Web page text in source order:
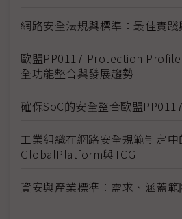
網路安全法規與標準：最佳實
歐盟PP0117 Protection Profile
全功能整合與發展趨勢
確保SoC的安全整合歐盟
工業組織在網路安全規範制定
GlobalPlatform與TCG
資安與產業標準：需求、涵蓋範